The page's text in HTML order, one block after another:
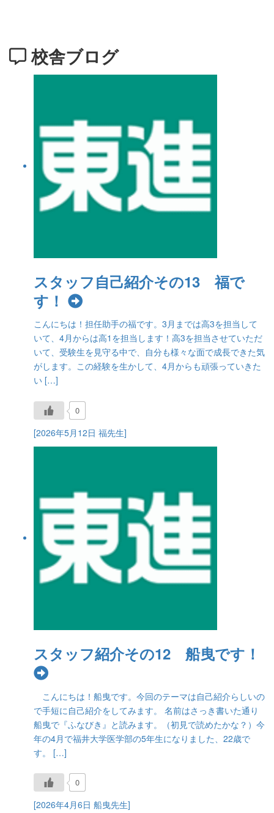
校舎ブログ
スタッフ自己紹介その13 福で
す！
こんにちは！担任助手の福です。3月までは高3を担当して
いて、4月からは高1を担当します！高3を担当させていただ
いて、受験生を見守る中で、自分も様々な面で成長できた気
がします。この経験を生かして、4月からも頑張っていきた
い […]
0
[2026年5月12日 福先生]
スタッフ紹介その12 船曳です！
こんにちは！船曳です。今回のテーマは自己紹介らしいの
で手短に自己紹介をしてみます。 名前はさっき書いた通り
船曳で『ふなびき』と読みます。（初見で読めたかな？）今
年の4月で福井大学医学部の5年生になりました、22歳で
す。 […]
0
[2026年4月6日 船曳先生]